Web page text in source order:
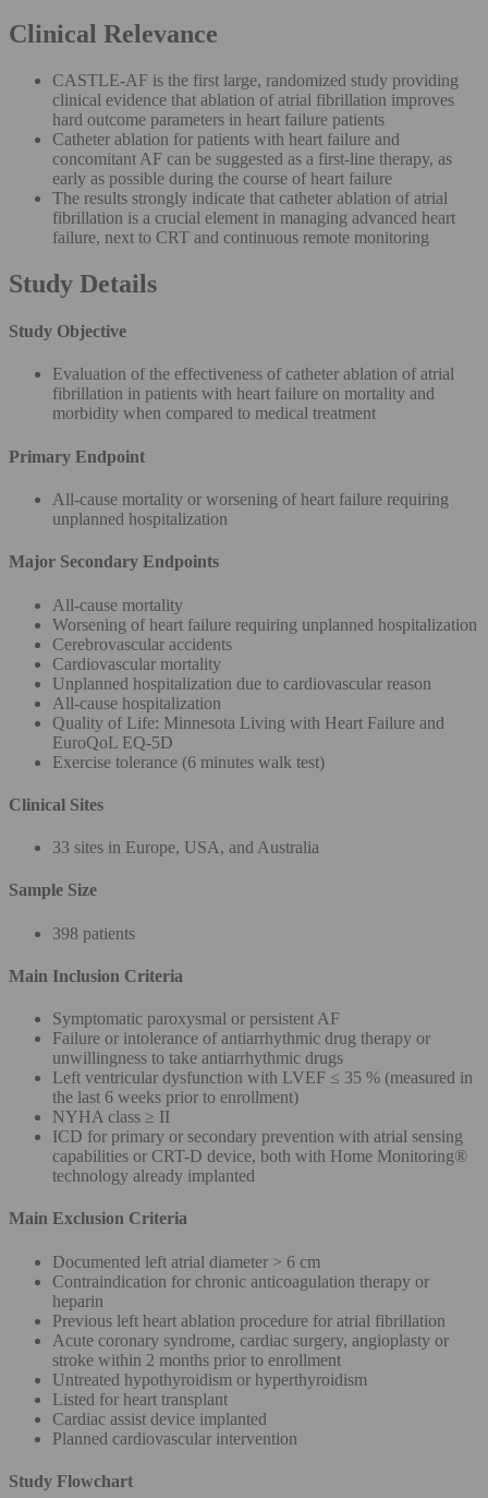
Clinical Relevance
CASTLE-AF is the first large, randomized study providing
clinical evidence that ablation of atrial fibrillation improves
hard outcome parameters in heart failure patients
Catheter ablation for patients with heart failure and
concomitant AF can be suggested as a first-line therapy, as
early as possible during the course of heart failure
The results strongly indicate that catheter ablation of atrial
fibrillation is a crucial element in managing advanced heart
failure, next to CRT and continuous remote monitoring
Study Details
Study Objective
Evaluation of the effectiveness of catheter ablation of atrial
fibrillation in patients with heart failure on mortality and
morbidity when compared to medical treatment
Primary Endpoint
All-cause mortality or worsening of heart failure requiring
unplanned hospitalization
Major Secondary Endpoints
All-cause mortality
Worsening of heart failure requiring unplanned hospitalization
Cerebrovascular accidents
Cardiovascular mortality
Unplanned hospitalization due to cardiovascular reason
All-cause hospitalization
Quality of Life: Minnesota Living with Heart Failure and
EuroQoL EQ-5D
Exercise tolerance (6 minutes walk test)
Clinical Sites
33 sites in Europe, USA, and Australia
Sample Size
398 patients
Main Inclusion Criteria
Symptomatic paroxysmal or persistent AF
Failure or intolerance of antiarrhythmic drug therapy or
unwillingness to take antiarrhythmic drugs
Left ventricular dysfunction with LVEF ≤ 35 % (measured in
the last 6 weeks prior to enrollment)
NYHA class ≥ II
ICD for primary or secondary prevention with atrial sensing
capabilities or CRT-D device, both with Home Monitoring®
technology already implanted
Main Exclusion Criteria
Documented left atrial diameter > 6 cm
Contraindication for chronic anticoagulation therapy or
heparin
Previous left heart ablation procedure for atrial fibrillation
Acute coronary syndrome, cardiac surgery, angioplasty or
stroke within 2 months prior to enrollment
Untreated hypothyroidism or hyperthyroidism
Listed for heart transplant
Cardiac assist device implanted
Planned cardiovascular intervention
Study Flowchart